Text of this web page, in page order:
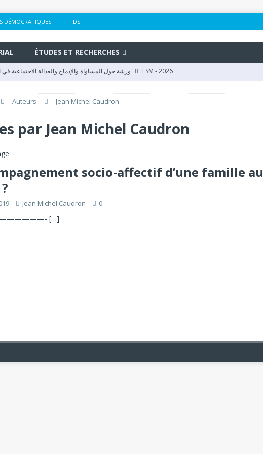
DÉMOCRATIQUES IDS
ÉTUDES ET RECHERCHES
FSM - 2026
مركز الدراسات والأبحاث في العلوم الاجتماعية والمنتدى المدني الديمقراطي
et la justice sociale au Forum social mondial de Cotonou FSM - 2026
Auteurs Jean Michel Caudron
par Jean Michel Caudron
socio-affectif d’une famille au
Jean Michel Caudron 0
[…]